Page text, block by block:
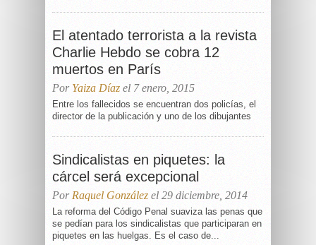
El atentado terrorista a la revista
Charlie Hebdo se cobra 12
muertos en París
Por Yaiza Díaz el 7 enero, 2015
Entre los fallecidos se encuentran dos policías, el
director de la publicación y uno de los dibujantes
Sindicalistas en piquetes: la
cárcel será excepcional
Por Raquel González el 29 diciembre, 2014
La reforma del Código Penal suaviza las penas que
se pedían para los sindicalistas que participaran en
piquetes en las huelgas. Es el caso de...